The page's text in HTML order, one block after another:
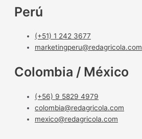
Perú
(+51) 1 242 3677
marketingperu@redagricola.com
Colombia / México
(+56) 9 5829 4979
colombia@redagricola.com
mexico@redagricola.com